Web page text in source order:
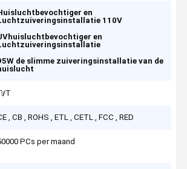
en
110V
en
de slimme zuiveringsinstallatie van de
T
, CB , ROHS , ETL , CETL , FCC , RED
PCs per maand